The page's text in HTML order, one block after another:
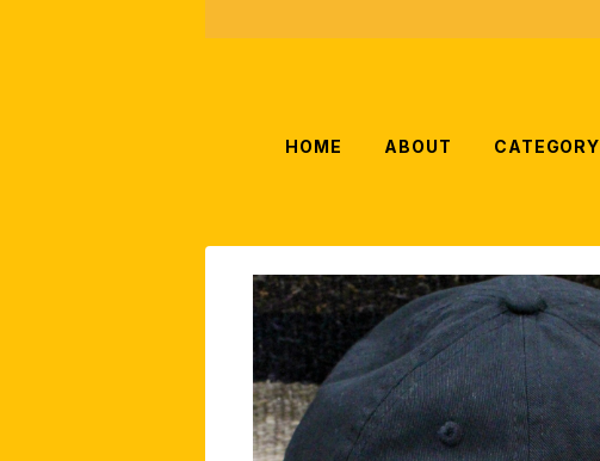
HOME ABOUT CATEGORY